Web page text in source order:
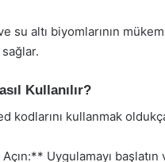
su altı biyomlarının
Kullanılır?
kodlarını kullanmak
Uygulamayı